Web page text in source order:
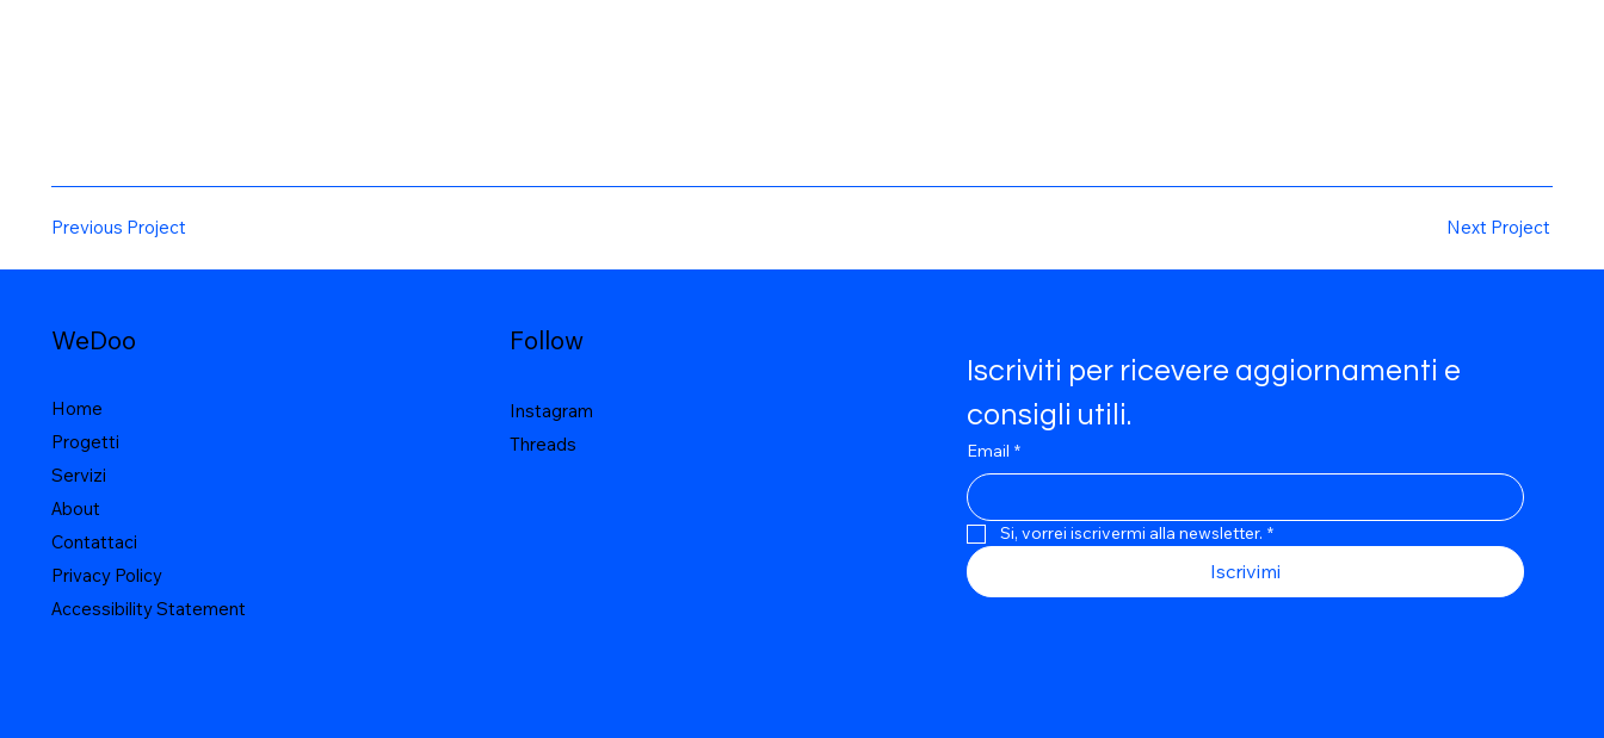
Previous Project Next Project
WeDoo
Home
Progetti
Servizi
About
Contattaci
Privacy Policy
Accessibility Statement
Follow
Instagram
Threads
Iscriviti per ricevere aggiornamenti e
consigli utili.
Email *
Si, vorrei iscrivermi alla newsletter. *
Iscrivimi